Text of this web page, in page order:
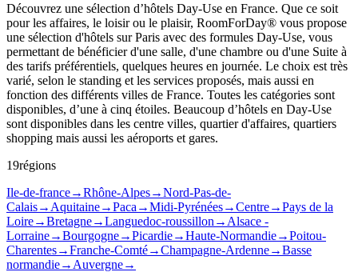
Découvrez une sélection d’hôtels Day-Use en France. Que ce soit
pour les affaires, le loisir ou le plaisir, RoomForDay® vous propose
une sélection d'hôtels sur Paris avec des formules Day-Use, vous
permettant de bénéficier d'une salle, d'une chambre ou d'une Suite à
des tarifs préférentiels, quelques heures en journée. Le choix est très
varié, selon le standing et les services proposés, mais aussi en
fonction des différents villes de France. Toutes les catégories sont
disponibles, d’une à cinq étoiles. Beaucoup d’hôtels en Day-Use
sont disponibles dans les centre villes, quartier d'affaires, quartiers
shopping mais aussi les aéroports et gares.
19régions
Ile-de-france→Rhône-Alpes→Nord-Pas-de-
Calais→ Aquitaine→Paca →Midi-Pyrénées→Centre→Pays de la
Loire→Bretagne→Languedoc-roussillon → Alsace -
Lorraine→Bourgogne→Picardie→Haute-Normandie→Poitou-
Charentes→Franche-Comté→Champagne-Ardenne→Basse
normandie→ Auvergne→